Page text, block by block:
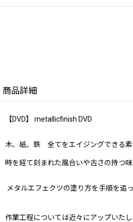
商品詳細
【DVD】 metallicfinish DVD
木、紙、鉄 全てをエイジングできる
時を経て刻まれた風合いや古さの持つ
メタルエフェクツの塗り方を手順を追
作業工程については近々にアップいたし